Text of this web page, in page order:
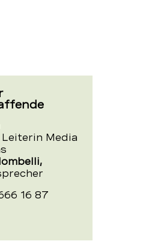
Leiterin Media
16 87